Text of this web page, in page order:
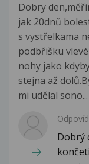
Dobry
jak 20dnů
s vystřelkama
podbřišku
nohy jako
stejna až
mi udělal sono...
Dobrý